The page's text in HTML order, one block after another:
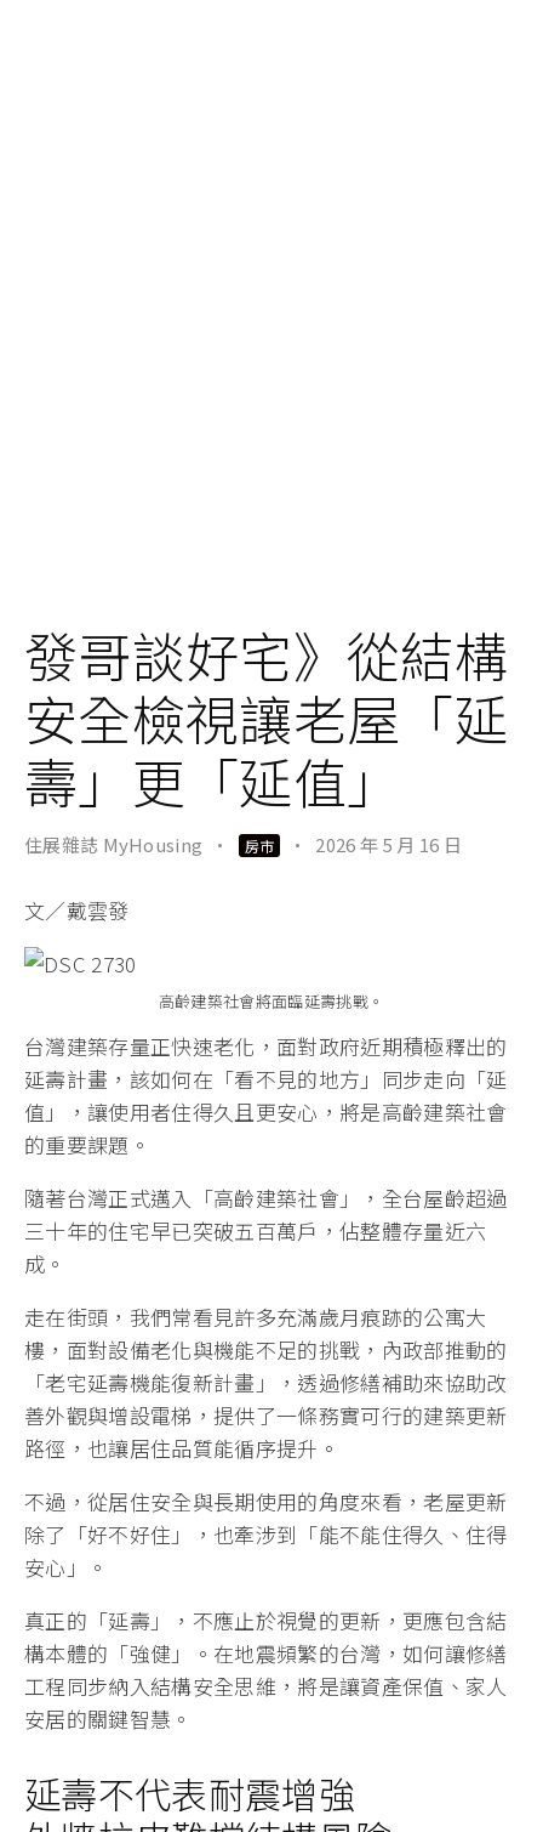
發哥談好宅》從結構
安全檢視讓老屋「延
壽」更「延值」
住展雜誌 MyHousing · 房市 · 2026 年 5 月 16 日
文／戴雲發
高齡建築社會將面臨延壽挑戰。
台灣建築存量正快速老化，面對政府近期積極釋出的
延壽計畫，該如何在「看不見的地方」同步走向「延
值」，讓使用者住得久且更安心，將是高齡建築社會
的重要課題。
隨著台灣正式邁入「高齡建築社會」，全台屋齡超過
三十年的住宅早已突破五百萬戶，佔整體存量近六
成。
走在街頭，我們常看見許多充滿歲月痕跡的公寓大
樓，面對設備老化與機能不足的挑戰，內政部推動的
「老宅延壽機能復新計畫」，透過修繕補助來協助改
善外觀與增設電梯，提供了一條務實可行的建築更新
路徑，也讓居住品質能循序提升。
不過，從居住安全與長期使用的角度來看，老屋更新
除了「好不好住」，也牽涉到「能不能住得久、住得
安心」。
真正的「延壽」，不應止於視覺的更新，更應包含結
構本體的「強健」。在地震頻繁的台灣，如何讓修繕
工程同步納入結構安全思維，將是讓資產保值、家人
安居的關鍵智慧。
延壽不代表耐震增強